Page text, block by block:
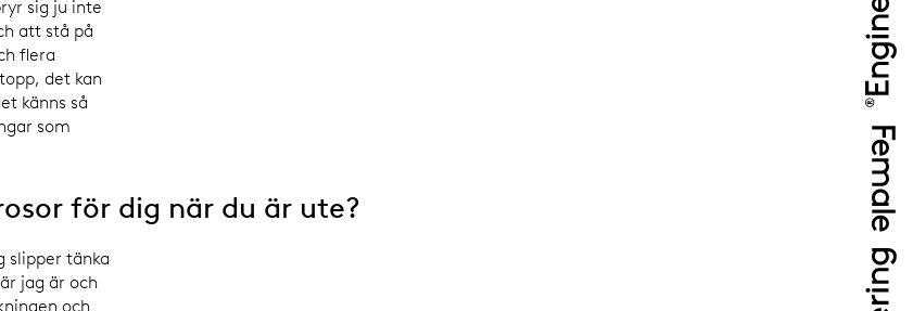
sig ju inte
att stå på
flera
det kan
känns så
som
för dig när du är ute?
slipper tänka
jag är och
och